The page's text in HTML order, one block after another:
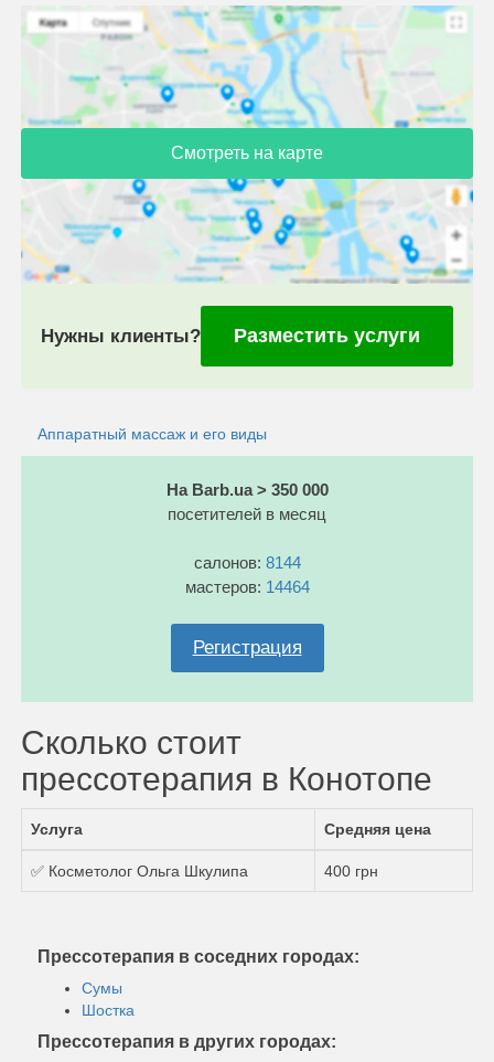
Смотреть на карте
Нужны клиенты? Разместить услуги
Аппаратный массаж и его виды
На Barb.ua > 350 000
посетителей в месяц
салонов: 8144
мастеров: 14464
Регистрация
Сколько стоит
прессотерапия в Конотопе
Услуга Средняя цена
✅ Косметолог Ольга Шкулипа 400 грн
Прессотерапия в соседних городах:
Сумы
Шостка
Прессотерапия в других городах: